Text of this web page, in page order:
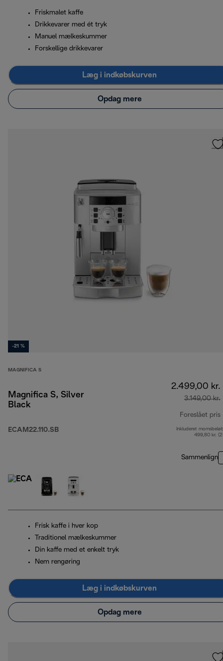
Friskmalet kaffe
Drikkevarer med ét tryk
Manuel mælkeskummer
Forskellige drikkevarer
Læg i indkøbskurven
Opdag mere
-21 %
MAGNIFICA S
Magnifica S, Silver
Black
ECAM22.110.SB
2.499,00 kr.
3.149,00 kr.
Foreslået pris
Inkluderet
499,80 kr.
Sammenlign
Frisk kaffe i hver kop
Traditionel mælkeskummer
Din kaffe med et enkelt tryk
Nem rengøring
Læg i indkøbskurven
Opdag mere